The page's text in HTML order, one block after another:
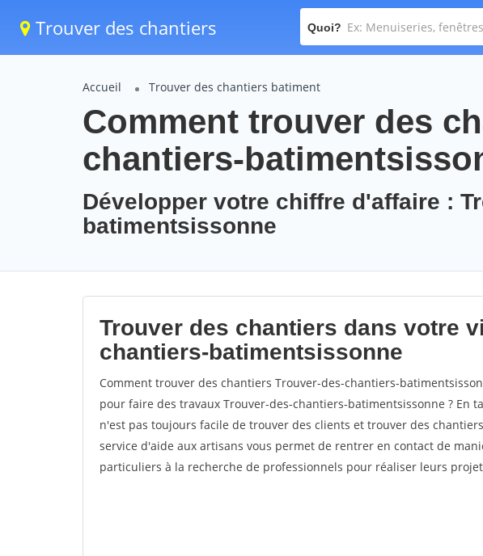
Trouver des chantiers Quoi?
Accueil Trouver des chantiers batiment
Comment trouver des
chantiers-
Développer votre chiffre d'affaire :
batimentsissonne
Trouver des chantiers dans votre
chantiers-batimentsissonne
Comment trouver des chantiers Trouver-des-chantiers-
pour faire des travaux Trouver-des-chantiers-batimentsissonne ? En
n'est pas toujours facile de trouver des clients et trouver des
service d'aide aux artisans vous permet de rentrer en contact de
particuliers à la recherche de professionnels pour réaliser leurs